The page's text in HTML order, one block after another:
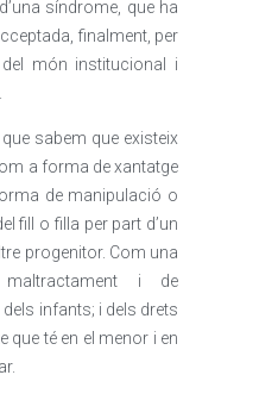
síndrome, que ha
finalment, per
món institucional i
sabem que existeix
a forma de xantatge
de manipulació o
fill o filla per part d’un
progenitor. Com una
i de
infants; i dels drets
que té en el menor i en